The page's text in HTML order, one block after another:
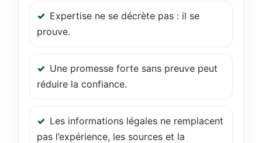
Expertise ne se décrète pas : il se
prouve.
Une promesse forte sans preuve peut
réduire la confiance.
Les informations légales ne remplacent
pas l’expérience, les sources et la